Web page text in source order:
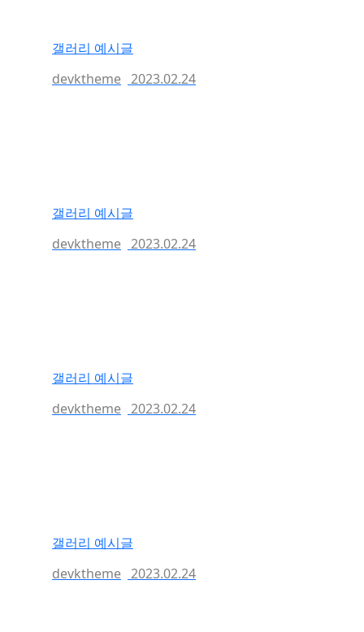
갤러리 예시글
devktheme 2023.02.24
갤러리 예시글
devktheme 2023.02.24
갤러리 예시글
devktheme 2023.02.24
갤러리 예시글
devktheme 2023.02.24